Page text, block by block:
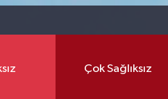
Çok Sağlıksız